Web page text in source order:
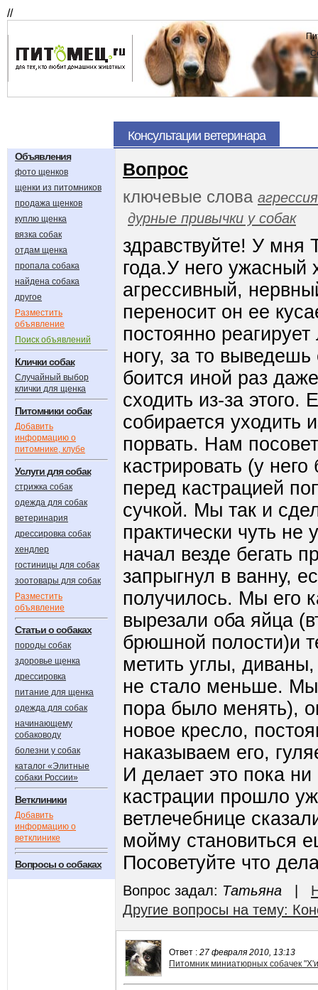
//
Консультации ветеринара
Объявления
фото щенков
щенки из питомников
продажа щенков
куплю щенка
вязка собак
отдам щенка
пропала собака
найдена собака
другое
Разместить
объявление
Поиск объявлений
Клички собак
Случайный выбор
клички для щенка
Питомники собак
Добавить
информацию о
питомнике, клубе
Услуги для собак
стрижка собак
одежда для собак
ветеринария
дрессировка собак
хендлер
гостиницы для собак
зоотовары для собак
Разместить
объявление
Статьи о собаках
породы собак
здоровье щенка
дрессировка
питание для щенка
одежда для собак
начинающему
собаководу
болезни у собак
каталог «Элитные
собаки России»
Ветклиники
Добавить
информацию о
ветклинике
Вопросы о собаках
Вопрос
ключевые слова
дурные привычки у собак
здравствуйте! У мня
года.У него ужасный
агрессивный,
переносит он ее
постоянно
ногу, за то выведешь
боится иной раз
сходить из-за этого.
собирается уходить
порвать. Нам
кастрировать (у
перед кастрацией
сучкой. Мы так и
практически чуть не
начал везде бегать
запрыгнул в ванну,
получилось. Мы его
вырезали оба яйца
брюшной полости)и
метить углы,
не стало меньше.
пора было менять),
новое кресло,
наказываем его,
И делает это пока
кастрации прошло
ветлечебнице
мойму становиться
Посоветуйте что
Вопрос задал: Татьяна
Другие вопросы на тему:
Ответ : 27 февраля 2010, 13:13
Питомник миниатюрных собачек